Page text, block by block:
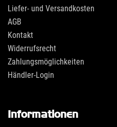
Liefer- und Versandkosten
AGB
Kontakt
Widerrufsrecht
Zahlungsmöglichkeiten
Händler-Login
Informationen